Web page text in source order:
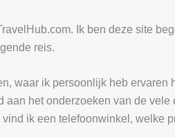
Ik ben deze site
reis.
waar ik persoonlijk heb ervaren
het onderzoeken van de
ik een telefoonwinkel, welke